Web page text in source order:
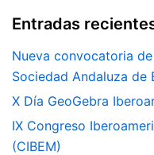
Entradas
Nueva convocatoria
Sociedad Andaluza de
X Día GeoGebra
IX Congreso
(CIBEM)